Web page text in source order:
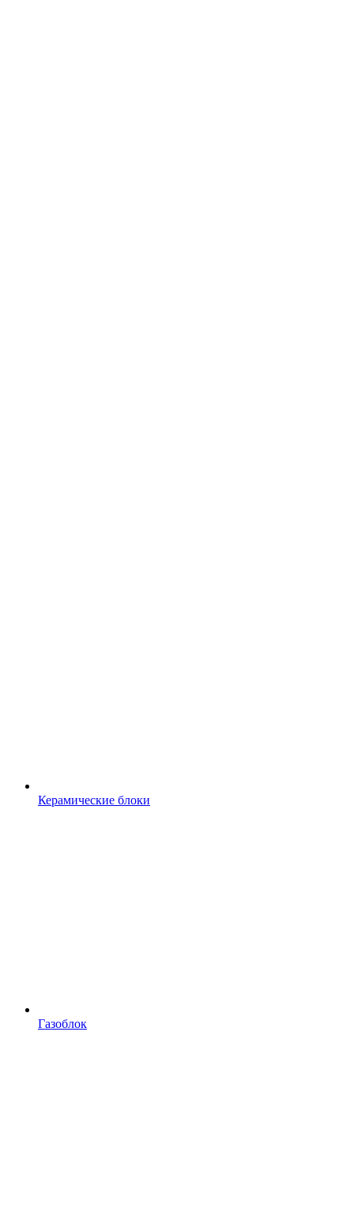
Керамические блоки
Газоблок